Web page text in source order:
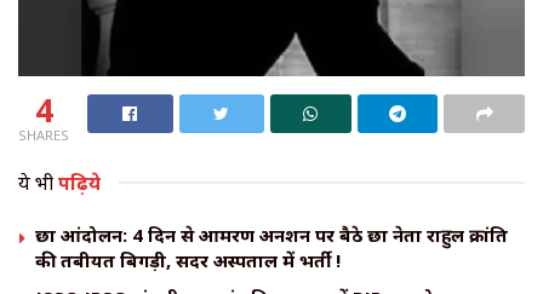
4
SHARES
ये भीपढ़िये
छात्र आंदोलन: 4 दिन से आमरण अनशन पर बैठे छात्र नेता राहुल क्रांति
की तबीयत बिगड़ी, सदर अस्पताल में भर्ती !